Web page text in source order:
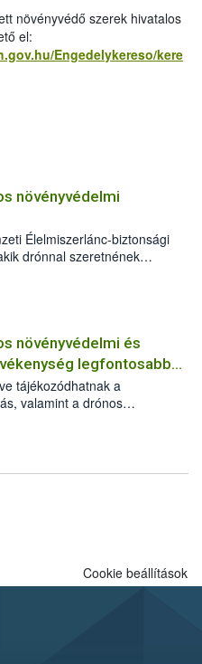
növényvédő szerek hivatalos
el:
Engedelykereso/kere
növényvédelmi
Élelmiszerlánc-biztonsági
drónnal szeretnének
tevékenységet
részletesen
növényvédelmi és
legfontosabb
tájékozódhatnak a
valamint a drónos
tevékenység
Cookie beállítások